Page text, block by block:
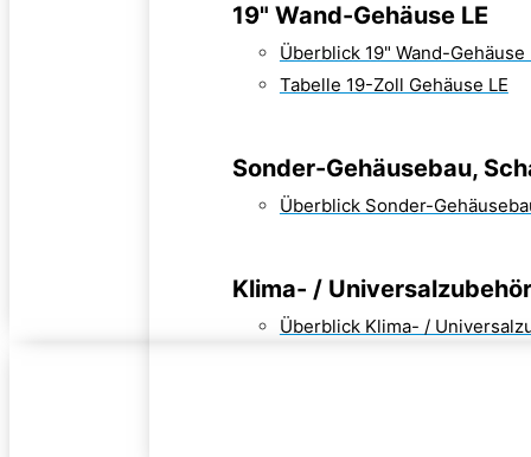
19" Wand-Gehäuse LE
Überblick 19" Wand-Gehäuse
Tabelle 19-Zoll Gehäuse LE
Sonder-Gehäusebau,
Überblick Sonder-
Klima- / Universalzubehör
Überblick Klima- /